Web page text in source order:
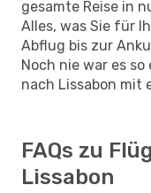
gesamte Reise in
Alles, was Sie für
Abflug bis zur
Noch nie war es
nach Lissabon mit
FAQs zu
Lissabon